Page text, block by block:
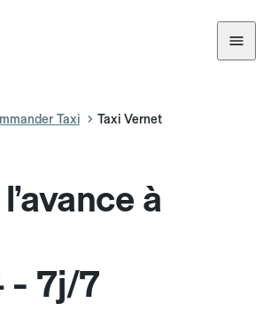
Taxi Taxi Vernet
à
- 7j/7